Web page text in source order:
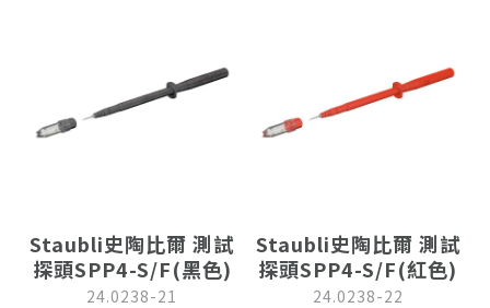
Staubli史陶比爾 測試
探頭SPP4-S/F(黑色)
24.0238-21
Staubli史陶比爾 測試
探頭SPP4-S/F(紅色)
24.0238-22